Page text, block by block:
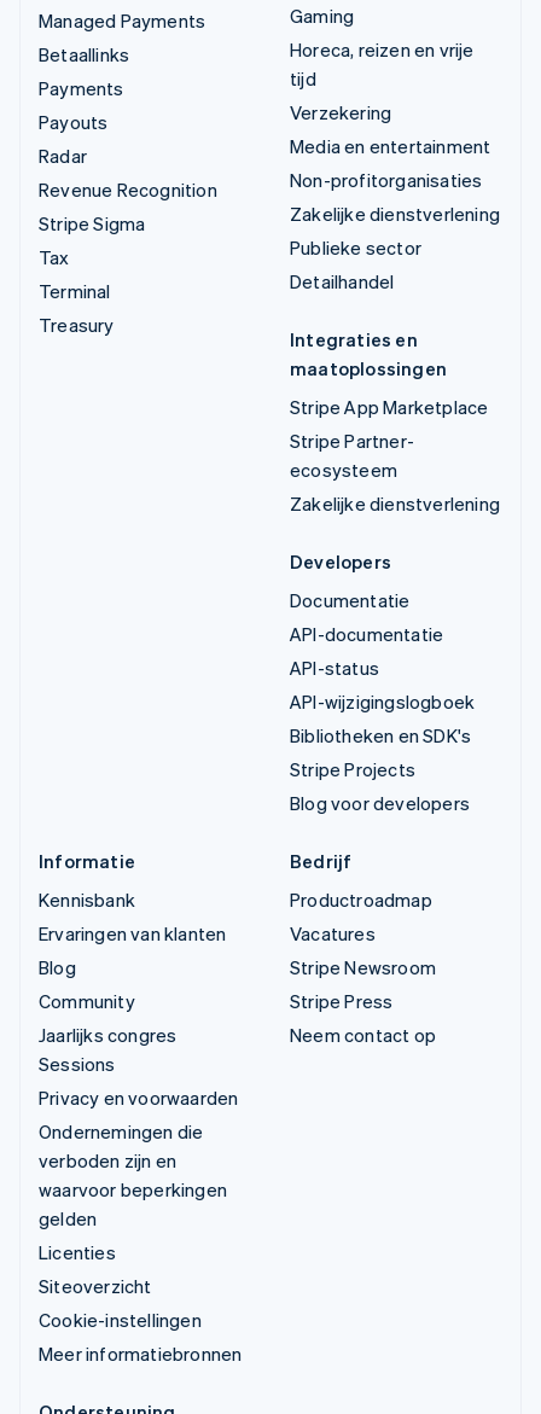
Managed Payments
Betaallinks
Payments
Payouts
Radar
Revenue Recognition
Stripe Sigma
Tax
Terminal
Treasury
Gaming
Horeca, reizen en vrije
tijd
Verzekering
Media en entertainment
Non-profitorganisaties
Zakelijke dienstverlening
Publieke sector
Detailhandel
Integraties en
maatoplossingen
Stripe App Marketplace
Stripe Partner-
ecosysteem
Zakelijke dienstverlening
Developers
Documentatie
API-documentatie
API-status
API-wijzigingslogboek
Bibliotheken en SDK's
Stripe Projects
Blog voor developers
Informatie
Kennisbank
Ervaringen van klanten
Blog
Community
Jaarlijks congres
Sessions
Privacy en voorwaarden
Ondernemingen die
verboden zijn en
waarvoor beperkingen
gelden
Licenties
Siteoverzicht
Cookie-instellingen
Meer informatiebronnen
Bedrijf
Productroadmap
Vacatures
Stripe Newsroom
Stripe Press
Neem contact op